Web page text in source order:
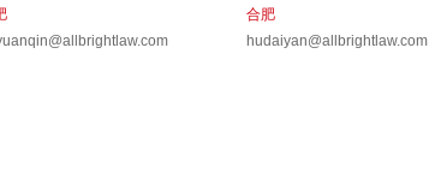
合肥
hudaiyan@allbrightlaw.com